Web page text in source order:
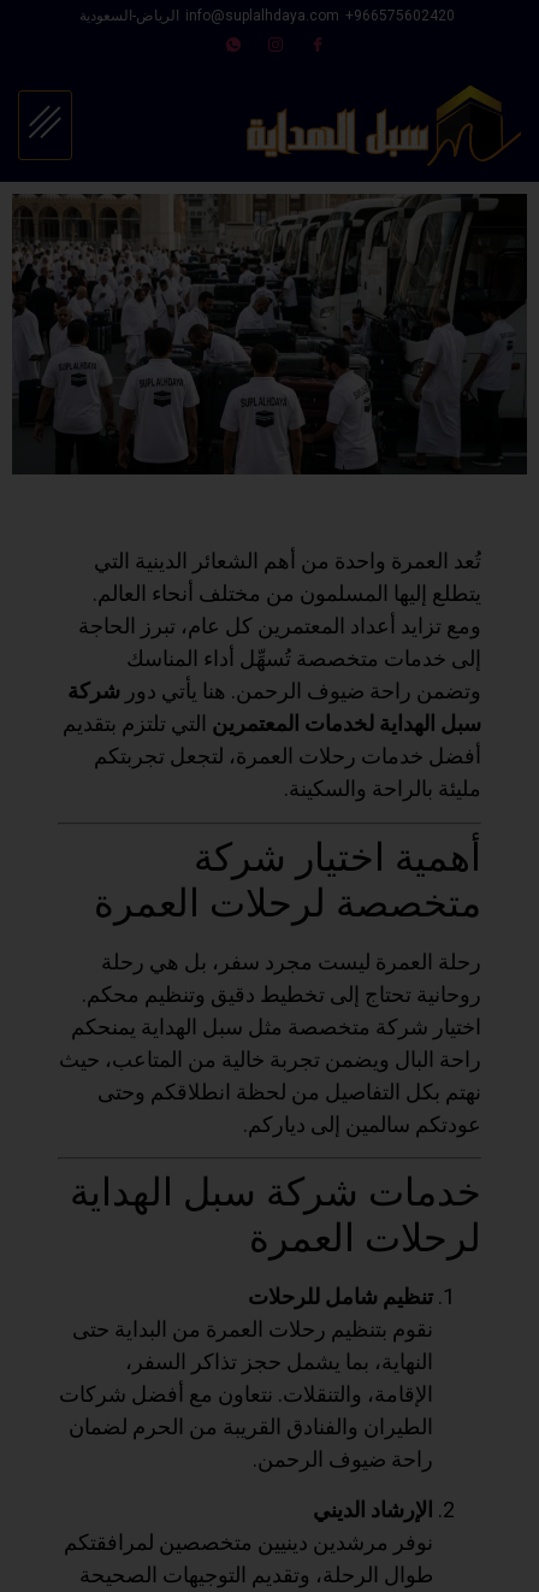
966575602420⁩+
info@suplalhdaya.com الرياض-السعودية
تُعد العمرة واحدة من أهم الشعائر الدينية التي
يتطلع إليها المسلمون من مختلف أنحاء العالم.
ومع تزايد أعداد المعتمرين كل عام، تبرز الحاجة
إلى خدمات متخصصة تُسهِّل أداء المناسك
وتضمن راحة ضيوف الرحمن. هنا يأتي دور شركة
سبل الهداية لخدمات المعتمرين التي تلتزم بتقديم
أفضل خدمات رحلات العمرة، لتجعل تجربتكم
مليئة بالراحة والسكينة.
أهمية اختيار شركة
متخصصة لرحلات العمرة
رحلة العمرة ليست مجرد سفر، بل هي رحلة
روحانية تحتاج إلى تخطيط دقيق وتنظيم محكم.
اختيار شركة متخصصة مثل سبل الهداية يمنحكم
راحة البال ويضمن تجربة خالية من المتاعب، حيث
نهتم بكل التفاصيل من لحظة انطلاقكم وحتى
عودتكم سالمين إلى دياركم.
خدمات شركة سبل الهداية
لرحلات العمرة
تنظيم شامل للرحلات
نقوم بتنظيم رحلات العمرة من البداية حتى
النهاية، بما يشمل حجز تذاكر السفر،
الإقامة، والتنقلات. نتعاون مع أفضل شركات
الطيران والفنادق القريبة من الحرم لضمان
راحة ضيوف الرحمن.
الإرشاد الديني
نوفر مرشدين دينيين متخصصين لمرافقتكم
طوال الرحلة، وتقديم التوجيهات الصحيحة